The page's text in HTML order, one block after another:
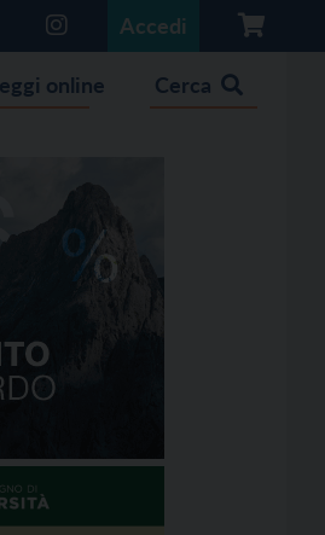
Accedi
online Cerca